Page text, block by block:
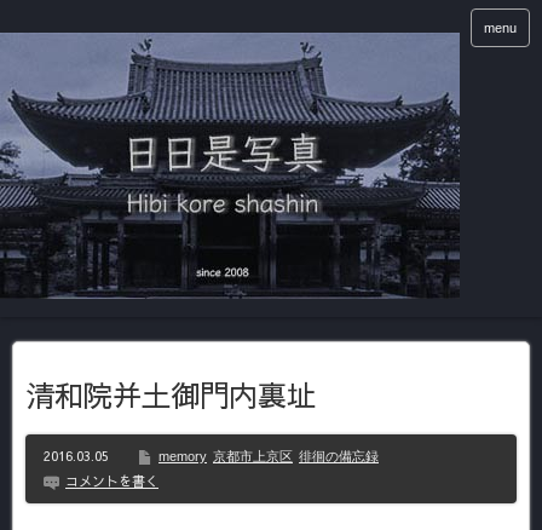
menu
清和院并土御門内裏址
2016.03.05 memory 京都市上京区 徘徊の備忘録
コメントを書く